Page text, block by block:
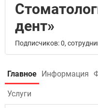
дент»
Подписчиков: 0,
Главное Информация
Услуги